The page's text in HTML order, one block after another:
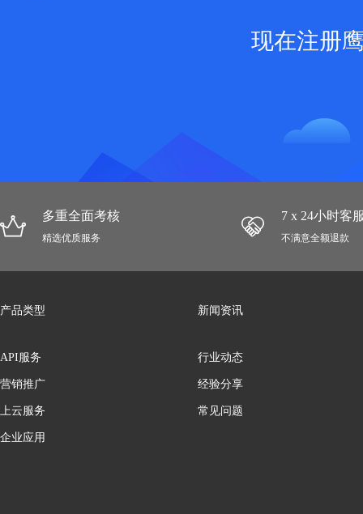
现在注册
多重全面考核
精选优质服务
7 x 24小时客
不满意全额退款
产品类型
API服务
营销推广
上云服务
企业应用
新闻资讯
行业动态
经验分享
常见问题